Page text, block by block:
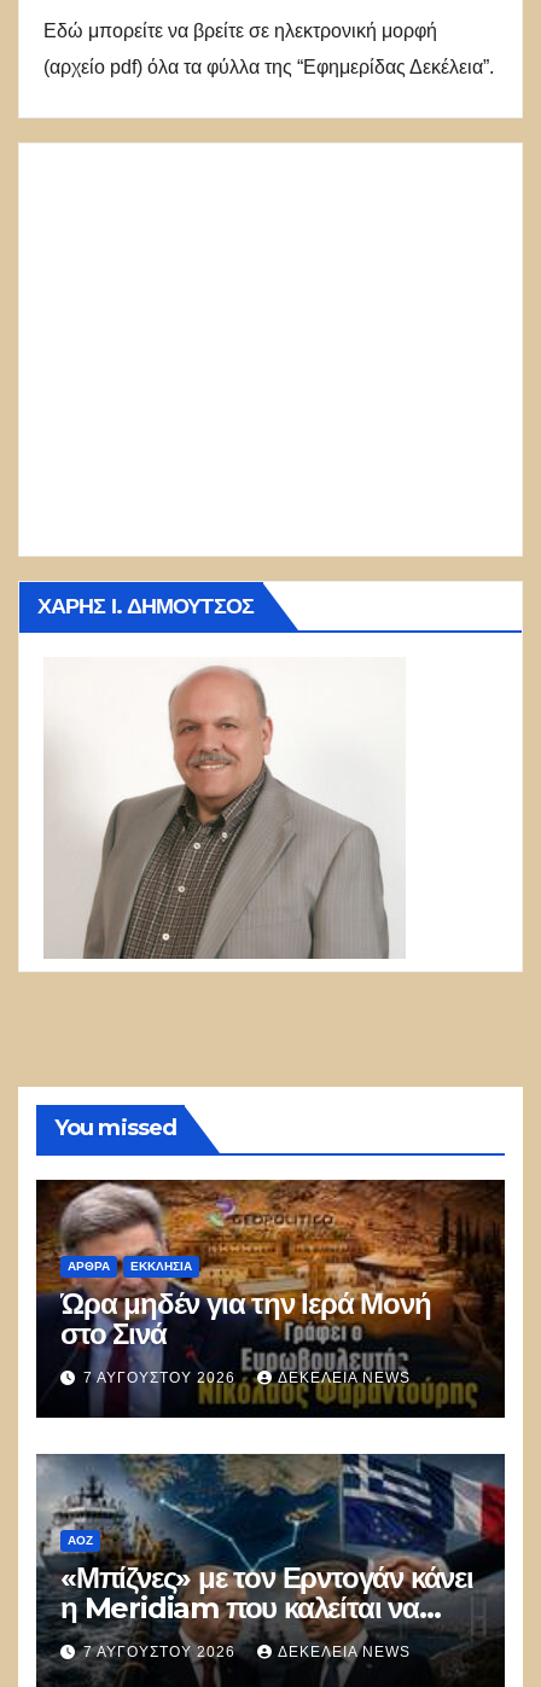
Εδώ μπορείτε να βρείτε σε ηλεκτρονική μορφή
(αρχείο pdf) όλα τα φύλλα της “Εφημερίδας Δεκέλεια”.
ΧΆΡΗΣ Ι. ΔΗΜΟΎΤΣΟΣ
You missed
ΑΡΘΡΑ ΕΚΚΛΗΣΊΑ
Ώρα μηδέν για την Ιερά Μονή
στο Σινά
7 ΑΥΓΟΎΣΤΟΥ 2026 ΔΕΚΈΛΕΙΑ NEWS
ΑΟΖ
«Μπίζνες» με τον Ερντογάν κάνει
η Meridiam που καλείται να
ξεμπλοκάρει το καλώδιο
Ελλάδας–Κύπρου
7 ΑΥΓΟΎΣΤΟΥ 2026 ΔΕΚΈΛΕΙΑ NEWS